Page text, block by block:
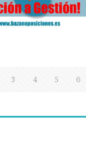
3 4 5 6